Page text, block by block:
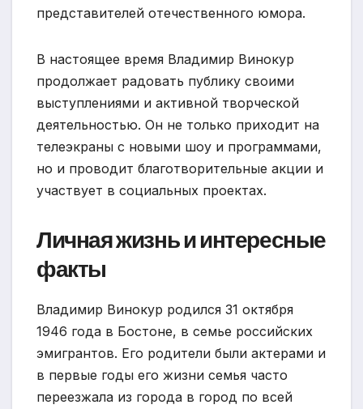
представителей отечественного юмора.
В настоящее время Владимир Винокур
продолжает радовать публику своими
выступлениями и активной творческой
деятельностью. Он не только приходит на
телеэкраны с новыми шоу и программами,
но и проводит благотворительные акции и
участвует в социальных проектах.
Личная жизнь и интересные
факты
Владимир Винокур родился 31 октября
1946 года в Бостоне, в семье российских
эмигрантов. Его родители были актерами и
в первые годы его жизни семья часто
переезжала из города в город по всей